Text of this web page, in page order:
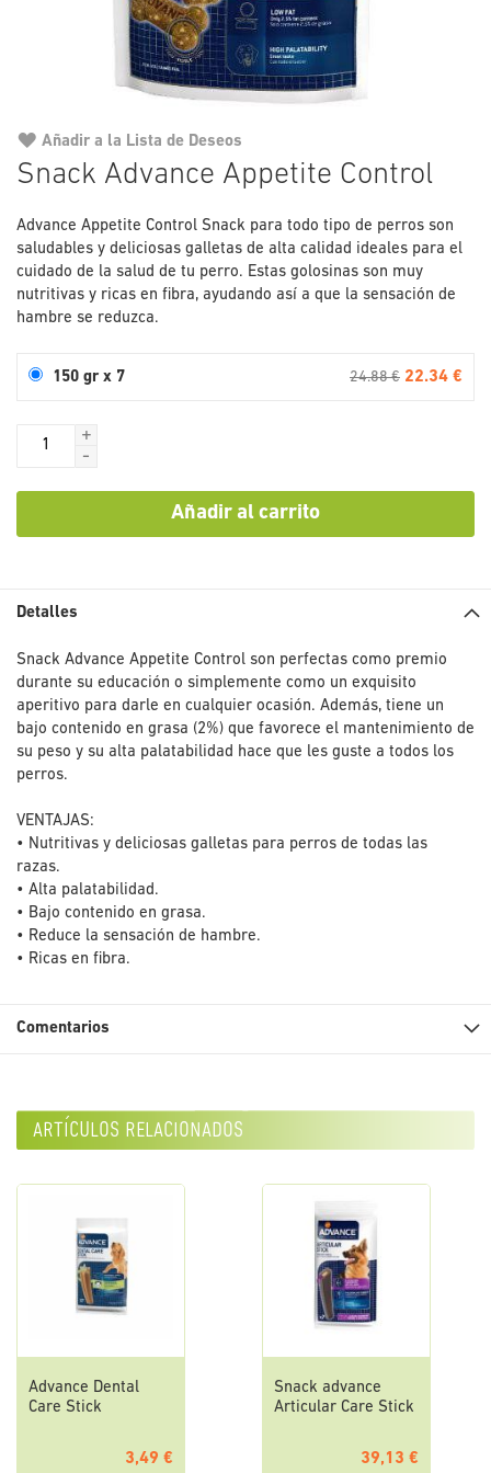
Snack Advance Appetite Control
Advance Appetite Control Snack para todo tipo de perros son
saludables y deliciosas galletas de alta calidad ideales para el
cuidado de la salud de tu perro. Estas golosinas son muy
nutritivas y ricas en fibra, ayudando así a que la sensación de
hambre se reduzca.
150 gr x 7 24.88 € 22.34 €
+
-
Añadir al carrito
Añadir a la Lista de Deseos
al
de
la
galería
de
Detalles
Snack Advance Appetite Control son perfectas como premio
durante su educación o simplemente como un exquisito
aperitivo para darle en cualquier ocasión. Además, tiene un
bajo contenido en grasa (2%) que favorece el mantenimiento de
su peso y su alta palatabilidad hace que les guste a todos los
perros.
VENTAJAS:
• Nutritivas y deliciosas galletas para perros de todas las
razas.
• Alta palatabilidad.
• Bajo contenido en grasa.
• Reduce la sensación de hambre.
• Ricas en fibra.
Comentarios
artículos relacionados
Advance Dental
Care Stick
3,49 €
Snack advance
Articular Care Stick
39,13 €